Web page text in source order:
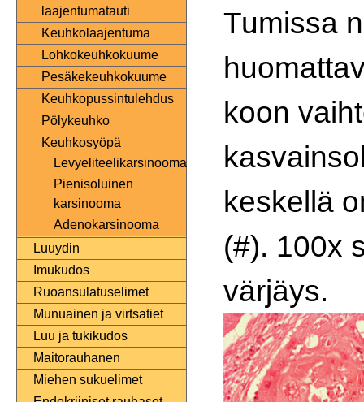
laajentumatauti
Keuhkolaajentuma
Lohkokeuhkokuume
Pesäkekeuhkokuume
Keuhkopussintulehdus
Pölykeuhko
Keuhkosyöpä
Levyeliteelikarsinooma
Pienisoluinen
karsinooma
Adenokarsinooma
Luuydin
Imukudos
Ruoansulatuselimet
Munuainen ja virtsatiet
Luu ja tukikudos
Maitorauhanen
Miehen sukuelimet
Tumissa
koon
keskellä
(#). 100x
värjäys.